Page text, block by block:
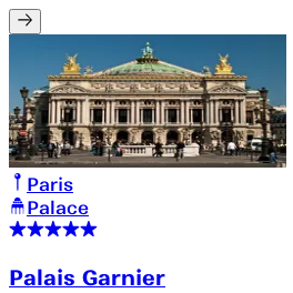
Paris
Palace
Palais Garnier